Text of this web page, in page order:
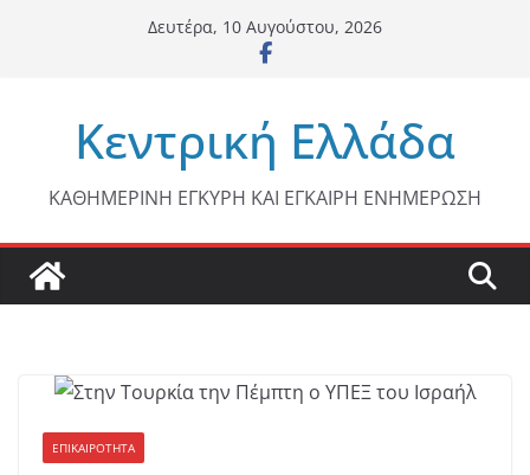
Δευτέρα, 10 Αυγούστου, 2026
Κεντρική Ελλάδα
ΚΑΘΗΜΕΡΙΝΗ ΕΓΚΥΡΗ ΚΑΙ ΕΓΚΑΙΡΗ ΕΝΗΜΕΡΩΣΗ
ΕΠΙΚΑΙΡΟΤΗΤΑ